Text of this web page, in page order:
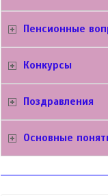
Пенсионные
Конкурсы
Поздравления
Основные